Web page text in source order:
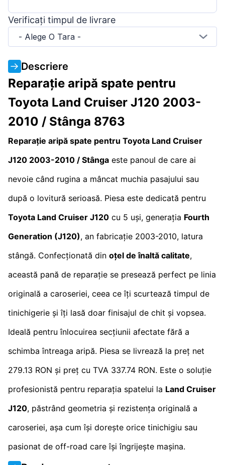
Verificați timpul de livrare
- Alege O Tara -
Descriere
Reparație aripă spate pentru
Toyota Land Cruiser J120 2003-
2010 / Stânga 8763
Reparație aripă spate pentru Toyota Land Cruiser
J120 2003-2010 / Stânga este panoul de care ai
nevoie când rugina a mâncat muchia pasajului sau
după o lovitură serioasă. Piesa este dedicată pentru
Toyota Land Cruiser J120 cu 5 uși, generația Fourth
Generation (J120), an fabricație 2003-2010, latura
stângă. Confecționată din oțel de înaltă calitate,
această pană de reparație se presează perfect pe linia
originală a caroseriei, ceea ce îți scurtează timpul de
tinichigerie și îți lasă doar finisajul de chit și vopsea.
Ideală pentru înlocuirea secțiunii afectate fără a
schimba întreaga aripă. Piesa se livrează la preț net
279.13 RON și preț cu TVA 337.74 RON. Este o soluție
profesionistă pentru reparația spatelui la Land Cruiser
J120, păstrând geometria și rezistența originală a
caroseriei, așa cum își dorește orice tinichigiu sau
pasionat de off-road care își îngrijește mașina.